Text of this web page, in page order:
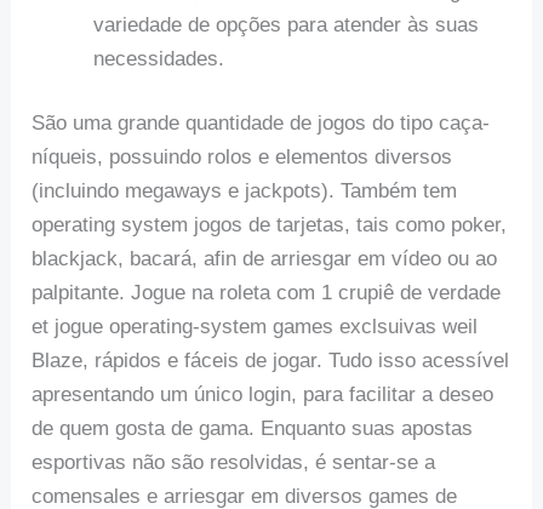
variedade de opções para atender às suas
necessidades.
São uma grande quantidade de jogos do tipo caça-
níqueis, possuindo rolos e elementos diversos
(incluindo megaways e jackpots). Também tem
operating system jogos de tarjetas, tais como poker,
blackjack, bacará, afin de arriesgar em vídeo ou ao
palpitante. Jogue na roleta com 1 crupiê de verdade
et jogue operating-system games exclsuivas weil
Blaze, rápidos e fáceis de jogar. Tudo isso acessível
apresentando um único login, para facilitar a deseo
de quem gosta de gama. Enquanto suas apostas
esportivas não são resolvidas, é sentar-se a
comensales e arriesgar em diversos games de